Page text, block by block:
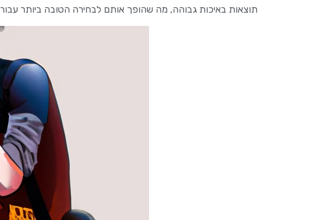
תוצאות באיכות גבוהה, מה שהופך אותם לבחירה הטובה ביותר עבור